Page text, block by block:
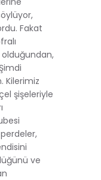
Fakat
Kilerimiz
şişeleriyle
ve